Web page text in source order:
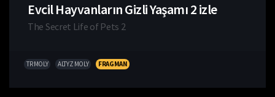
Evcil Hayvanların Gizli Yaşamı 2 izle
The Secret Life of Pets 2
TR MOLY ALTYZ MOLY FRAGMAN